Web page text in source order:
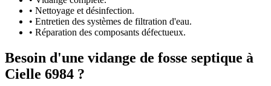
• Nettoyage et désinfection.
• Entretien des systèmes de filtration d'eau.
• Réparation des composants défectueux.
Besoin d'une vidange de fosse septique à
Cielle 6984 ?